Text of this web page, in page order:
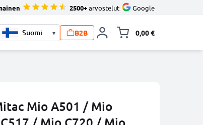
2500+arvostelut Google
▾ B2B 0,00 €
Mio A501 / Mio